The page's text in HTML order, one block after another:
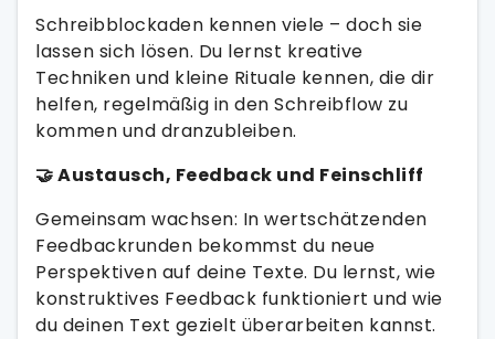
Schreibblockaden kennen viele – doch sie
lassen sich lösen. Du lernst kreative
Techniken und kleine Rituale kennen, die dir
helfen, regelmäßig in den Schreibflow zu
kommen und dranzubleiben.
🤝 Austausch, Feedback und Feinschliff
Gemeinsam wachsen: In wertschätzenden
Feedbackrunden bekommst du neue
Perspektiven auf deine Texte. Du lernst, wie
konstruktives Feedback funktioniert und wie
du deinen Text gezielt überarbeiten kannst.